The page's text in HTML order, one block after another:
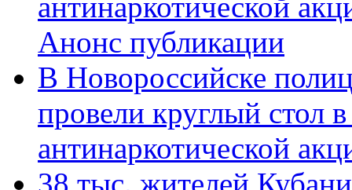
Анонс публикации
В Новороссийске
провели круглый стол
антинаркотической
38 тыс. жителей